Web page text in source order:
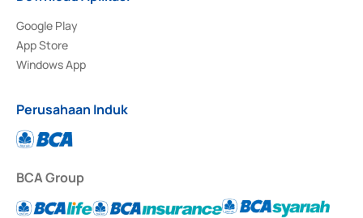
Google Play
App Store
Windows App
Perusahaan Induk
BCA Group